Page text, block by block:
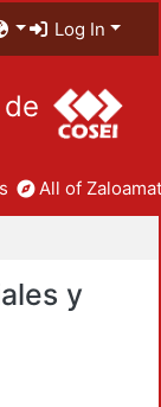
Log In
All of
y